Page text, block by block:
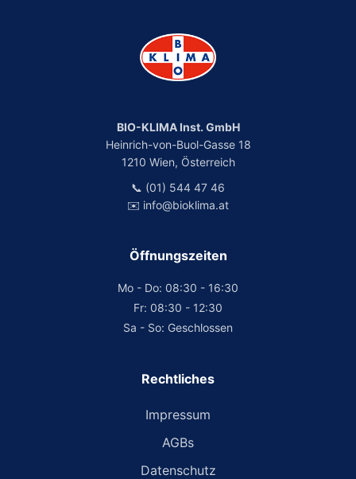
BIO-KLIMA Inst. GmbH
Heinrich-von-Buol-Gasse 18
1210 Wien, Österreich
📞 (01) 544 47 46
✉️ info@bioklima.at
Öffnungszeiten
Mo - Do: 08:30 - 16:30
Fr: 08:30 - 12:30
Sa - So: Geschlossen
Rechtliches
Impressum
AGBs
Datenschutz